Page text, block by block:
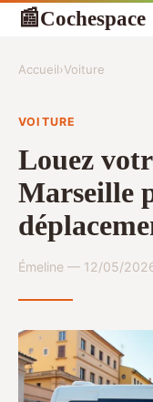
📰Cochespace
Accueil›Voiture
VOITURE
Louez
Marseille
Émeline — 12/05/